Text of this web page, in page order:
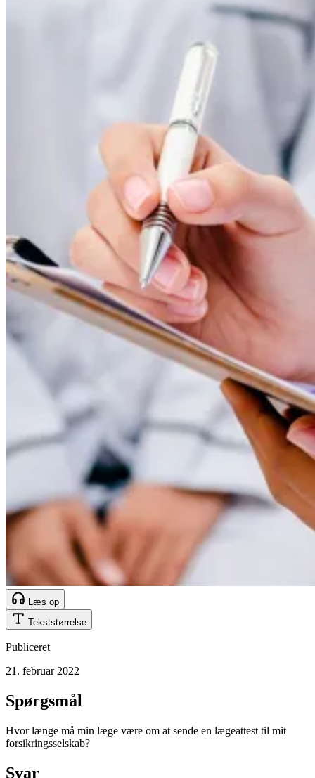
Læs op
Tekststørrelse
Publiceret
21. februar 2022
Spørgsmål
Hvor længe må min læge være om at sende en lægeattest til mit
forsikringsselskab?
Svar